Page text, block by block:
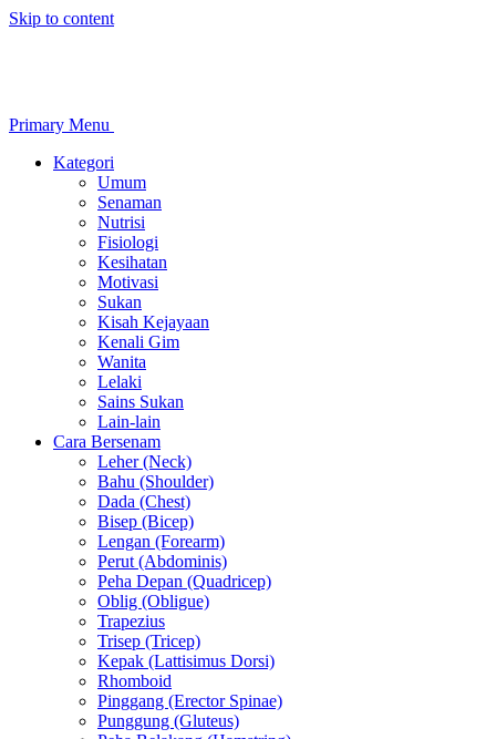
Skip to content
Primary Menu
Kategori
Umum
Senaman
Nutrisi
Fisiologi
Kesihatan
Motivasi
Sukan
Kisah Kejayaan
Kenali Gim
Wanita
Lelaki
Sains Sukan
Lain-lain
Cara Bersenam
Leher (Neck)
Bahu (Shoulder)
Dada (Chest)
Bisep (Bicep)
Lengan (Forearm)
Perut (Abdominis)
Peha Depan (Quadricep)
Oblig (Obligue)
Trapezius
Trisep (Tricep)
Kepak (Lattisimus Dorsi)
Rhomboid
Pinggang (Erector Spinae)
Punggung (Gluteus)